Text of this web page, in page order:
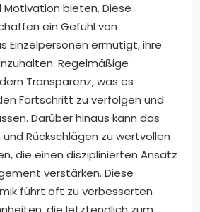
bieten. Diese
ein Gefühl von
Einzelpersonen ermutigt, ihre
Regelmäßige
Transparenz, was es
Fortschritt zu verfolgen und
Darüber hinaus kann das
und Rückschlägen zu wertvollen
die einen disziplinierten Ansatz
verstärken. Diese
führt oft zu verbesserten